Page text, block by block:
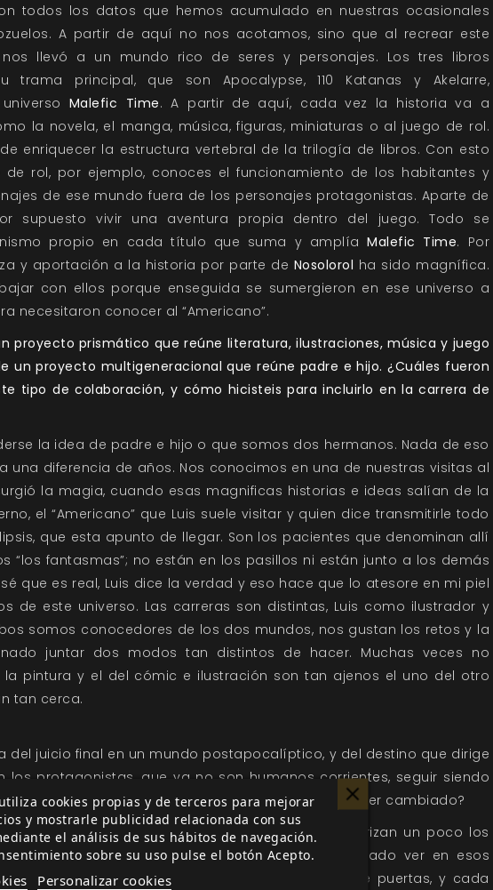
todos los datos que hemos acumulado en nuestras ocasionales
A partir de aquí no nos acotamos, sino que al recrear este
llevó a un mundo rico de seres y personajes. Los tres libros
trama principal, que son Apocalypse, 110 Katanas y Akelarre,
Malefic Time. A partir de aquí, cada vez la historia va a
la novela, el manga, música, figuras, miniaturas o al juego de rol.
enriquecer la estructura vertebral de la trilogía de libros. Con esto
rol, por ejemplo, conoces el funcionamiento de los habitantes y
de ese mundo fuera de los personajes protagonistas. Aparte de
supuesto vivir una aventura propia dentro del juego. Todo se
propio en cada título que suma y amplíaMalefic Time. Por
y aportación a la historia por parte de Nosolorol ha sido magnífica.
con ellos porque enseguida se sumergieron en ese universo a
necesitaron conocer al “Americano”.
proyecto prismático que reúne literatura, ilustraciones, música y juego
un proyecto multigeneracional que reúne padre e hijo. ¿Cuáles fueron
tipo de colaboración, y cómo hicisteis para incluirlo en la carrera de
la idea de padre e hijo o que somos dos hermanos. Nada de eso
una diferencia de años. Nos conocimos en una de nuestras visitas al
la magia, cuando esas magnificas historias e ideas salían de la
el “Americano” que Luis suele visitar y quien dice transmitirle todo
que esta apunto de llegar. Son los pacientes que denominan allí
“los fantasmas”; no están en los pasillos ni están junto a los demás
que es real, Luis dice la verdad y eso hace que lo atesore en mi piel
de este universo. Las carreras son distintas, Luis como ilustrador y
somos conocedores de los dos mundos, nos gustan los retos y la
juntar dos modos tan distintos de hacer. Muchas veces no
pintura y el del cómic e ilustración son tan ajenos el uno del otro
tan cerca.
del juicio final en un mundo postapocalíptico, y del destino que dirige
los protagonistas, que ya no son humanos corrientes, seguir siendo
el futuro de la humanidad ya escrito, o puede ser cambiado?
poco, de hecho ya ha empezado y ya se exteriorizan un poco los
de los que han jugadoPleniluniohan comentado ver en esos
Todo está escrito, pero en un pasillo lleno de puertas, y cada
cookies propias y de terceros para mejorar
y mostrarle publicidad relacionada con sus
el análisis de sus hábitos de navegación.
sobre su uso pulse el botón Acepto.
Personalizar cookies